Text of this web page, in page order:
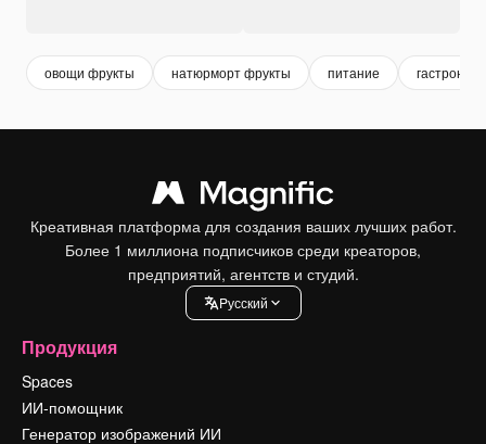
овощи фрукты натюрморт фрукты питание
Креативная платформа для создания ваших лучших работ.
Более 1 миллиона подписчиков среди креаторов,
предприятий, агентств и студий.
Pусский
Продукция
Spaces
ИИ-помощник
Генератор изображений ИИ